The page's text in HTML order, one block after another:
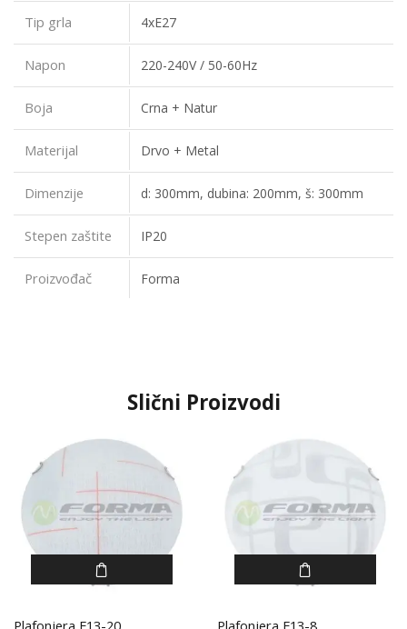
Tip grla 4xE27
Napon 220-240V / 50-60Hz
Boja Crna + Natur
Materijal Drvo + Metal
Dimenzije d: 300mm, dubina: 200mm, š: 300mm
Stepen zaštite IP20
Proizvođač Forma
Slični Proizvodi